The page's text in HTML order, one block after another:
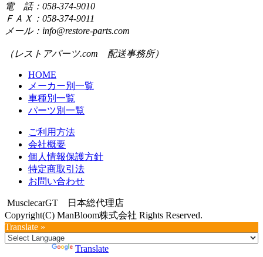
電 話：058-374-9010
ＦＡＸ：058-374-9011
メール：info@restore-parts.com
（レストアパーツ.com 配送事務所）
HOME
メーカー別一覧
車種別一覧
パーツ別一覧
ご利用方法
会社概要
個人情報保護方針
特定商取引法
お問い合わせ
MusclecarGT 日本総代理店
Copyright(C) ManBloom株式会社 Rights Reserved.
Translate »
Translate